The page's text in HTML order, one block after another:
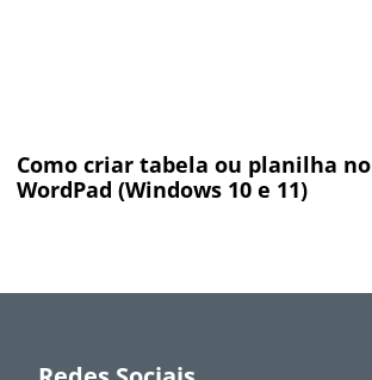
Como criar tabela ou planilha no
WordPad (Windows 10 e 11)